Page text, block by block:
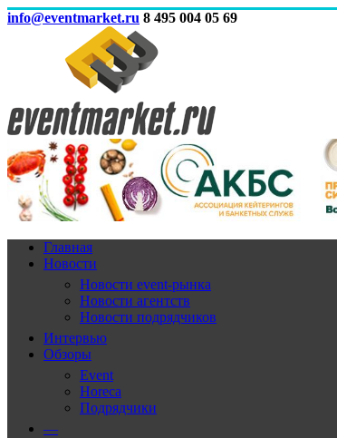
info@eventmarket.ru 8 495 004 05 69
Главная
Новости
Новости event-рынка
Новости агентств
Новости подрядчиков
Интервью
Обзоры
Event
Horeca
Подрядчики
—